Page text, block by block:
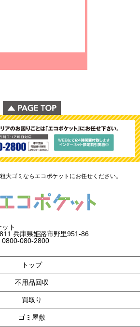
大ゴミならエコポケットにお任せください。
ト
兵庫県姫路市野里951-86
0800-080-2800
トップ
不用品回収
買取り
ゴミ屋敷